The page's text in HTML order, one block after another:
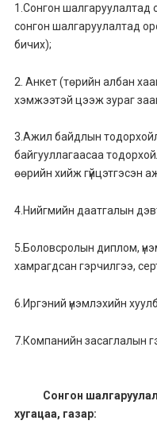
1.Сонгон шалгаруулалтад
сонгон шалгаруулалтад
бичих);
2. Анкет (төрийн албан
хэмжээтэй цээж зураг
3.Ажил байдлын
байгууллагаасаа
өөрийн хийж гүйцэтгэсэн
4.Нийгмийн даатгалын
5.Боловсролын диплом,
хамрагдсан гэрчилгээ,
6.Иргэний үнэмлэхийн
7.Компанийн засаглалын
Сонгон
хугацаа, газар: